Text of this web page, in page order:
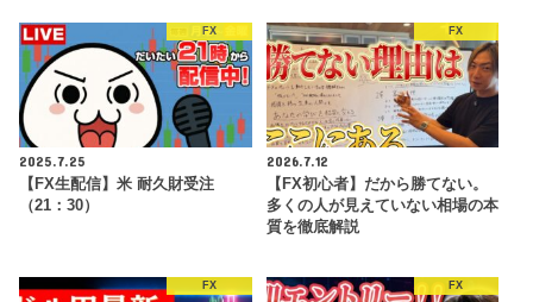
FX
2025.7.25
【FX生配信】米 耐久財受注
（21：30）
FX
2026.7.12
【FX初心者】だから勝てない。
多くの人が見えていない相場の本
質を徹底解説
FX FX